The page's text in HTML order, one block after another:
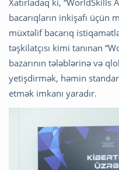
Xatırladaq ki, “WorldSkills
bacarıqların inkişafı üçün
müxtəlif bacarıq
təşkilatçısı kimi tanınan
bazarının tələblərinə və
yetişdirmək, həmin
etmək imkanı yaradır.